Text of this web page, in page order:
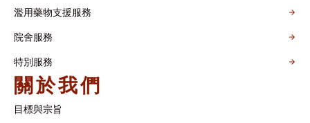
濫用藥物支援服務
院舍服務
特別服務
關於我們
目標與宗旨